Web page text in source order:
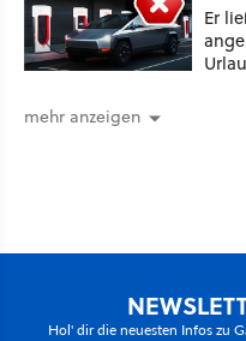
Er
mehr anzeigen
Hol' dir die neuesten Infos zu